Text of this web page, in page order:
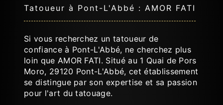
Tatoueur à Pont-L'Abbé : AMOR FATI
Si vous recherchez un tatoueur de
confiance à Pont-L'Abbé, ne cherchez plus
loin que AMOR FATI. Situé au 1 Quai de Pors
Moro, 29120 Pont-L'Abbé, cet établissement
se distingue par son expertise et sa passion
pour l'art du tatouage.